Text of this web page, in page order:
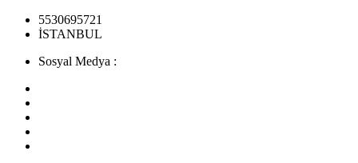
5530695721
İSTANBUL
Sosyal Medya :